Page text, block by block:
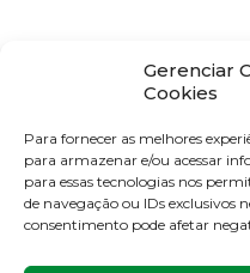
Gerenciar
Cookies
Para fornecer as melhores
para armazenar e/ou acessar
para essas tecnologias nos
de navegação ou IDs exclusivos
consentimento pode afetar